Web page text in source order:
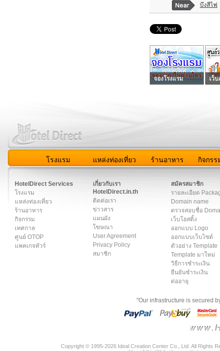
บึงสีไฟ
จองโรงแรม เว็
โรงแรม แหล่งท่องเที่ยว ร้านอาหาร กิจกรร
HotelDirect Services
โรงแรม
แหล่งท่องเที่ยว
ร้านอาหาร
กิจกรรม
เทศกาล
ศูนย์ OTOP
แพคเกจทัวร์
เกี่ยวกับเรา
HotelDirect.in.th
ติดต่อเรา
ข่าวสาร
แผนผัง
โฆษณา
User Agreement
Privacy Policy
สมาชิก
สมัครสมาชิก
รายละเอียด
Domain name
ตรวจสอบชื่อ
เว็บโฮสติ้ง
ออกแบบ Logo
ออกแบบเว็บไซต์
ตัวอย่าง Template
Template มาใหม่
วิธีการชำระเงิน
ยืนยันชำระเงิน
ต่ออายุ
"Our infrastructure is secured
Copyright © 1995-2026 Ideal Creation Center Co., Ltd. All Rights